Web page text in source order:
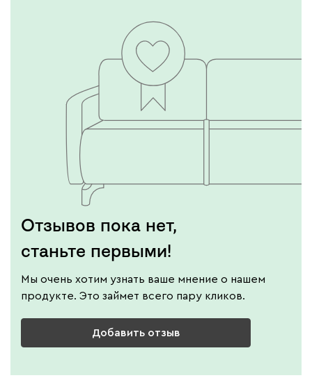
Отзывов пока нет,
станьте первыми!
Мы очень хотим узнать ваше мнение о нашем
продукте. Это займет всего пару кликов.
Добавить отзыв